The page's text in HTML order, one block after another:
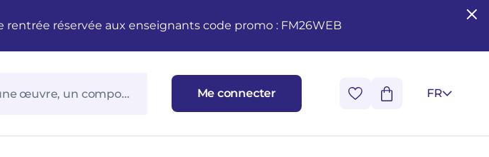
rentrée réservée aux enseignants code promo : FM26WEB
Me connecter FR